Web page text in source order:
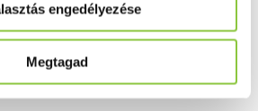
engedélyezése
Megtagad